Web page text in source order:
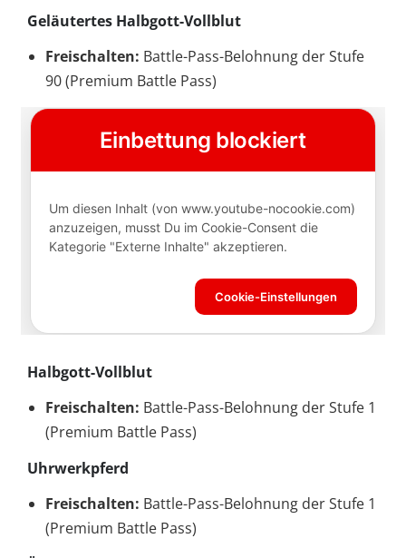
Geläutertes Halbgott-Vollblut
Freischalten: Battle-Pass-Belohnung der Stufe
90 (Premium Battle Pass)
Halbgott-Vollblut
Freischalten: Battle-Pass-Belohnung der Stufe 1
(Premium Battle Pass)
Uhrwerkpferd
Freischalten: Battle-Pass-Belohnung der Stufe 1
(Premium Battle Pass)